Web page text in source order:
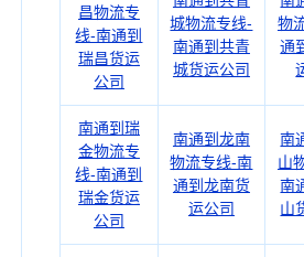
昌物流专
线-南通到
瑞昌货运
公司
城物流专线-
南通到共青
城货运公司
物
通
南通到瑞
金物流专
线-南通到
瑞金货运
公司
南通到龙南
物流专线-南
通到龙南货
运公司
南
山
南
山